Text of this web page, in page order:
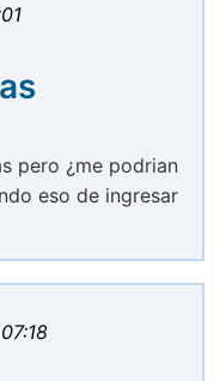
pero ¿me podrian
eso de ingresar